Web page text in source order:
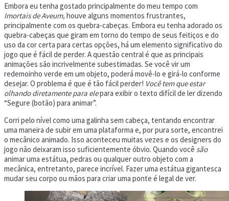
Embora eu tenha gostado principalmente do meu tempo com
Imortais de Aveum, houve alguns momentos frustrantes,
principalmente com os quebra-cabeças. Embora eu tenha adorado os
quebra-cabeças que giram em torno do tempo de seus feitiços e do
uso da cor certa para certas opções, há um elemento significativo do
jogo que é fácil de perder. A questão central é que as principais
animações são incrivelmente subestimadas. Se você vir um
redemoinho verde em um objeto, poderá movê-lo e girá-lo conforme
desejar. O problema é que é tão fácil perder! Você tem que estar
olhando diretamente para elepara exibir o texto difícil de ler dizendo
“Segure (botão) para animar”.
Corri pelo nível como uma galinha sem cabeça, tentando encontrar
uma maneira de subir em uma plataforma e, por pura sorte, encontrei
o mecânico animado. Isso aconteceu muitas vezes e os designers do
jogo não deixaram isso suficientemente óbvio. Quando você são
animar uma estátua, pedras ou qualquer outro objeto com a
mecânica, entretanto, parece incrível. Fazer uma estátua gigantesca
mudar seu corpo ou mãos para criar uma ponte é legal de ver.